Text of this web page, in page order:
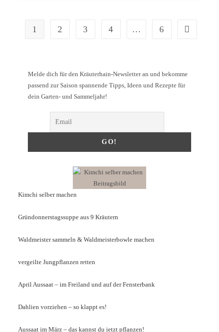
1 2 3 4 … 6
Melde dich für den Kräuterhain-Newsletter an und bekomme
passend zur Saison spannende Tipps, Ideen und Rezepte für
dein Garten- und Sammeljahr!
Kimchi selber machen
Gründonnerstagssuppe aus 9 Kräutern
Waldmeister sammeln & Waldmeisterbowle machen
vergeilte Jungpflanzen retten
April Aussaat – im Freiland und auf der Fensterbank
Dahlien vorziehen – so klappt es!
Aussaat im März – das kannst du jetzt pflanzen!